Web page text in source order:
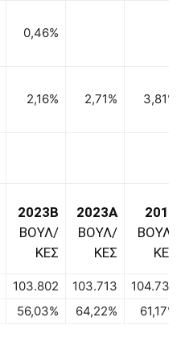
0,46%
2,16% 2,71% 3,81%
2023B
ΒΟΥΛ/
ΚΕΣ
2023A
ΒΟΥΛ/
ΚΕΣ
2019
ΒΟΥΛ/
ΚΕΣ
103.802 103.713
104.736
56,03% 64,22% 61,17%